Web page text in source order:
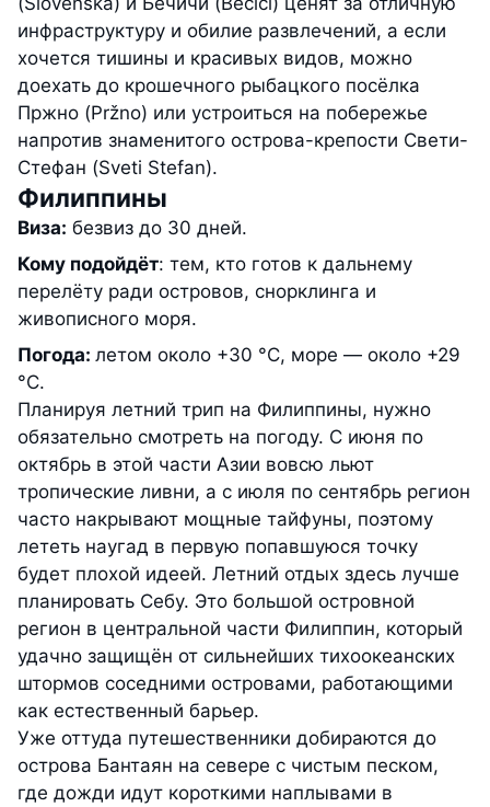
инфраструктуру и обилие развлечений, а если
хочется тишины и красивых видов, можно
доехать до крошечного рыбацкого посёлка
Пржно (Pržno) или устроиться на побережье
напротив знаменитого острова-крепости Свети-
Стефан (Sveti Stefan).
Филиппины
Виза: безвиз до 30 дней.
Кому подойдёт: тем, кто готов к дальнему
перелёту ради островов, снорклинга и
живописного моря.
Погода: летом около +30 °С, море — около +29
°С.
Планируя летний трип на Филиппины, нужно
обязательно смотреть на погоду. С июня по
октябрь в этой части Азии вовсю льют
тропические ливни, а с июля по сентябрь регион
часто накрывают мощные тайфуны, поэтому
лететь наугад в первую попавшуюся точку
будет плохой идеей. Летний отдых здесь лучше
планировать Себу. Это большой островной
регион в центральной части Филиппин, который
удачно защищён от сильнейших тихоокеанских
штормов соседними островами, работающими
как естественный барьер.
Уже оттуда путешественники добираются до
острова Бантаян на севере с чистым песком,
где дожди идут короткими наплывами в